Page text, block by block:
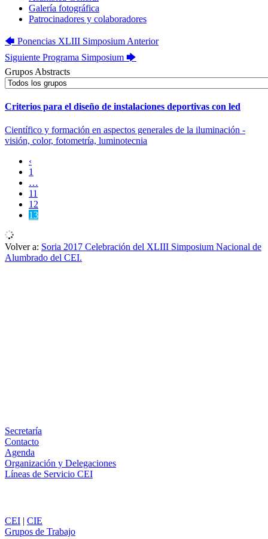
Galería fotográfica
Patrocinadores y colaboradores
🡄 Ponencias XLIII Simposium Anterior
Siguiente Programa Simposium 🡆
Grupos Abstracts
Criterios para el diseño de instalaciones deportivas con led
Científico y formación en aspectos generales de la iluminación -
visión, color, fotometría, luminotecnia
‹
1
…
11
12
13
Volver a: Soria 2017 Celebración del XLIII Simposium Nacional de
Alumbrado del CEI.
Secretaría
Contacto
Agenda
Organización y Delegaciones
Líneas de Servicio CEI
CEI | CIE
Grupos de Trabajo